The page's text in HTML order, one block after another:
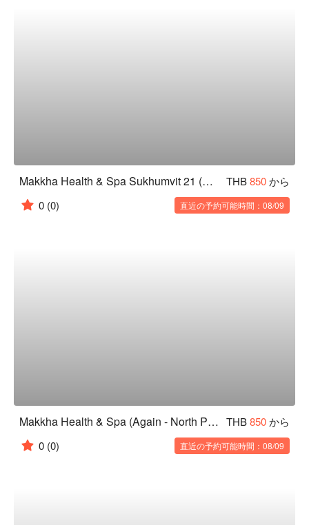
Makkha Health & Spa Sukhumvit 21 (Hilton Grande Asoke) THB850から
0 (0) 直近の予約可能時間：08/09
Makkha Health & Spa (Again - North Pattaya) THB850から
0 (0) 直近の予約可能時間：08/09